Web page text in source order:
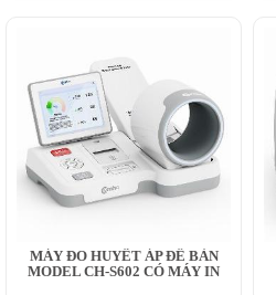
MÁY ĐO HUYẾT ÁP ĐỂ BÀN
MODEL CH-S602 CÓ MÁY IN